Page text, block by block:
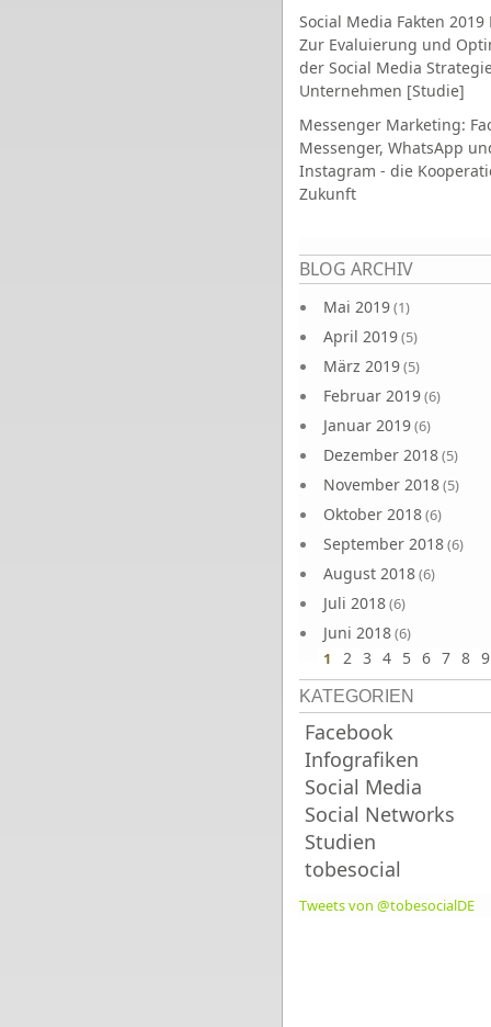
Social Media Fakten 2019
Zur Evaluierung und
der Social Media
Unternehmen [Studie]
Messenger Marketing:
Messenger, WhatsApp
Instagram - die
Zukunft
BLOG ARCHIV
Mai 2019(1)
April 2019(5)
März 2019(5)
Februar 2019(6)
Januar 2019(6)
Dezember 2018(5)
November 2018(5)
Oktober 2018(6)
September 2018(6)
August 2018(6)
Juli 2018(6)
Juni 2018(6)
Seiten
1 2 3 4 5 6 7 8 9
KATEGORIEN
Facebook
Infografiken
Social Media
Social Networks
Studien
tobesocial
Tweets von @tobesocialDE